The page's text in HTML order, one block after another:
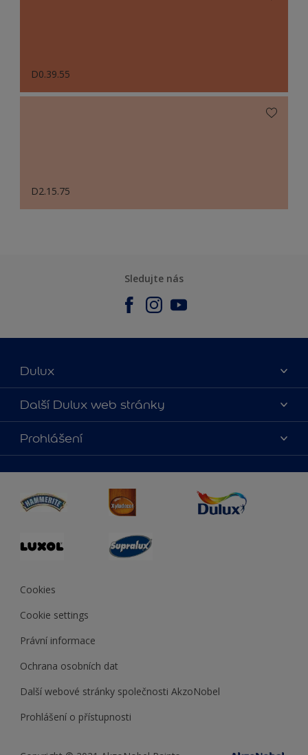
D0.39.55
D2.15.75
Sledujte nás
Dulux
O nás
Kontaktujte nás
Najít obchod
Další Dulux web stránky
duluxmalir.cz
duluxmaliar.sk
duluxprodejnabarev.cz
duluxpredajnafarieb.sk
Prohlášení
Cookies
Cookie settings
Právní informace
Ochrana osobních dat
Další webové stránky společnosti AkzoNobel
Prohlášení o přístupnosti